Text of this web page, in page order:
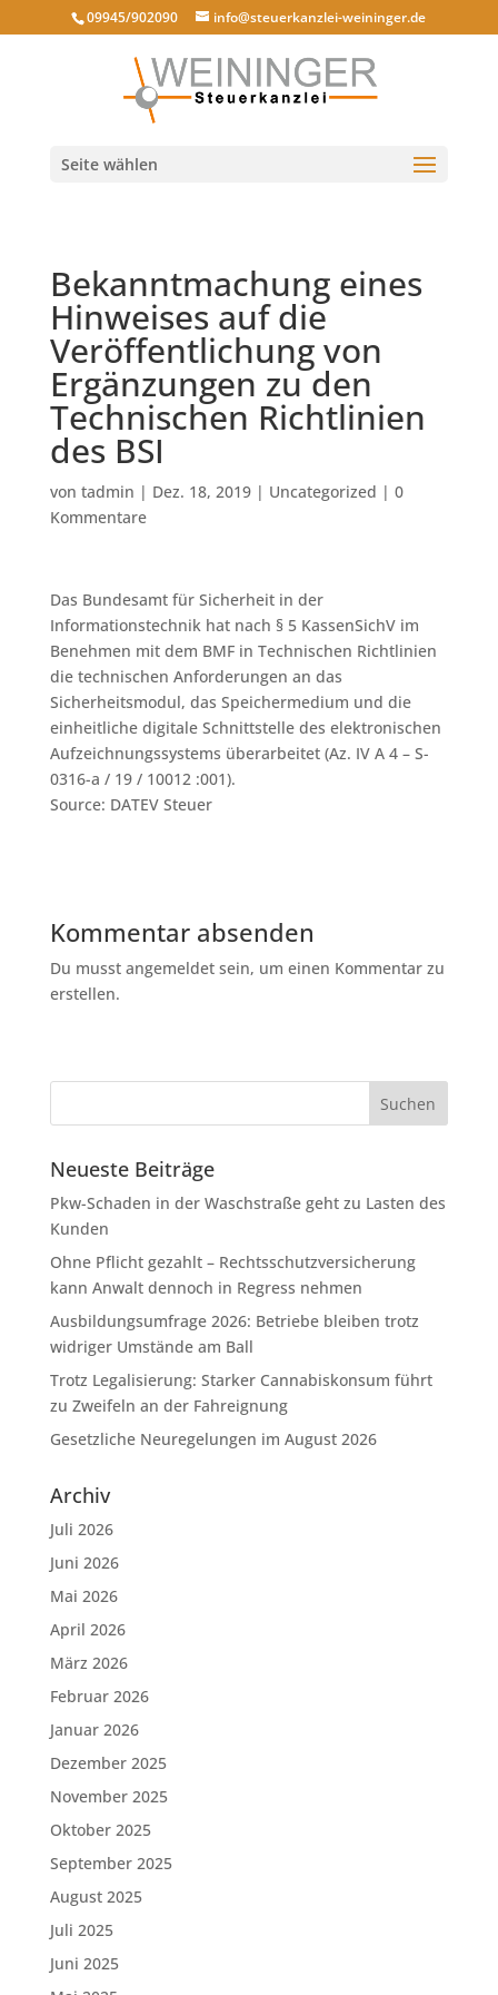
09945/902090 info@steuerkanzlei-weininger.de
Seite wählen
Bekanntmachung eines
Hinweises auf die
Veröffentlichung von
Ergänzungen zu den
Technischen Richtlinien
des BSI
von tadmin | Dez. 18, 2019| Uncategorized | 0
Kommentare
Das Bundesamt für Sicherheit in der
Informationstechnik hat nach § 5 KassenSichV im
Benehmen mit dem BMF in Technischen Richtlinien
die technischen Anforderungen an das
Sicherheitsmodul, das Speichermedium und die
einheitliche digitale Schnittstelle des elektronischen
Aufzeichnungssystems überarbeitet (Az. IV A 4 – S-
0316-a / 19 / 10012 :001).
Source: DATEV Steuer
Kommentar absenden
Du musst angemeldet sein, um einen Kommentar zu
erstellen.
Neueste Beiträge
Pkw-Schaden in der Waschstraße geht zu Lasten des
Kunden
Ohne Pflicht gezahlt – Rechtsschutzversicherung
kann Anwalt dennoch in Regress nehmen
Ausbildungsumfrage 2026: Betriebe bleiben trotz
widriger Umstände am Ball
Trotz Legalisierung: Starker Cannabiskonsum führt
zu Zweifeln an der Fahreignung
Gesetzliche Neuregelungen im August 2026
Archiv
Juli 2026
Juni 2026
Mai 2026
April 2026
März 2026
Februar 2026
Januar 2026
Dezember 2025
November 2025
Oktober 2025
September 2025
August 2025
Juli 2025
Juni 2025